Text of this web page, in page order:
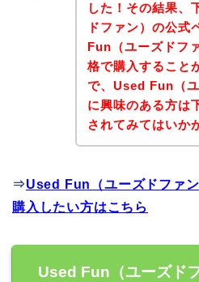
した！その結果、
ドファン）の公式
Fun（ユーズドフ
格で購入すること
で、Used Fun（
に興味のある方は
されてみてはいか
⇒Used Fun（ユーズドファ
購入したい方はこちら
Used Fun（ユーズド